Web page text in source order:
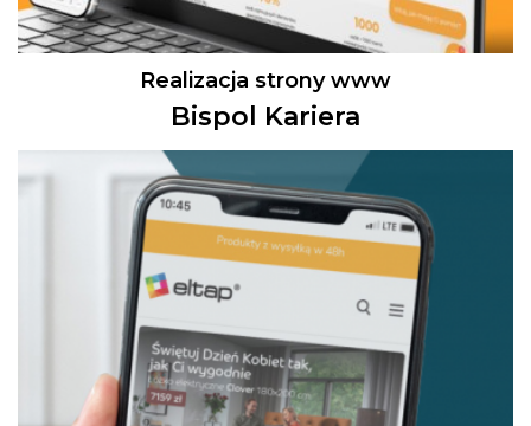
Realizacja strony www
Bispol Kariera